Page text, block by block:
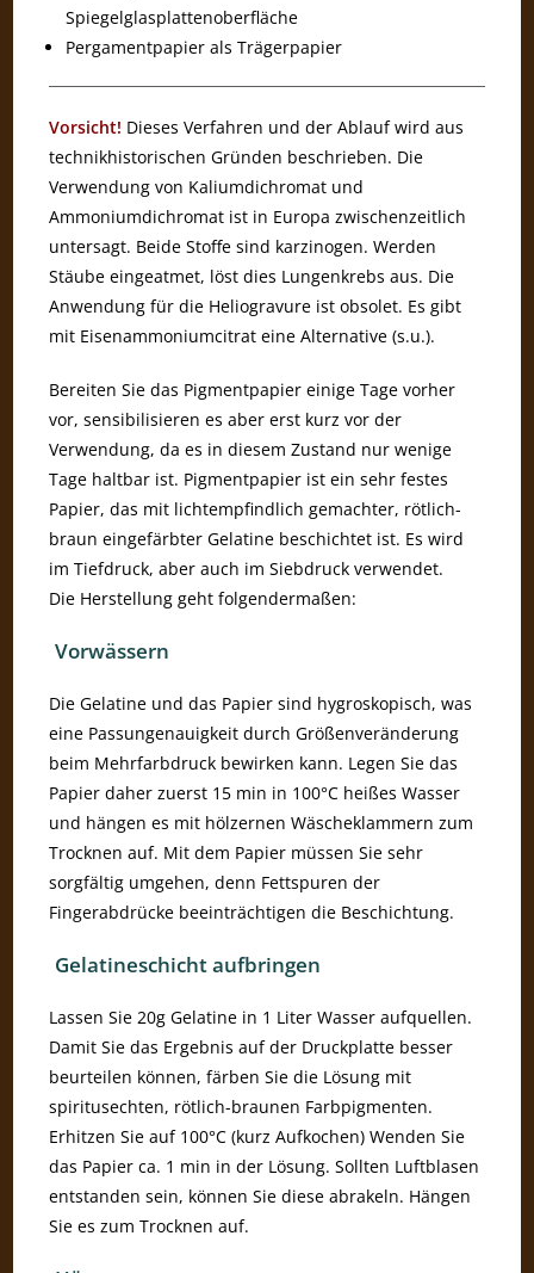
Spiegelglasplattenoberfläche
Pergamentpapier als Trägerpapier
Vorsicht! Dieses Verfahren und der Ablauf wird aus
technikhistorischen Gründen beschrieben. Die
Verwendung von Kaliumdichromat und
Ammoniumdichromat ist in Europa zwischenzeitlich
untersagt. Beide Stoffe sind karzinogen. Werden
Stäube eingeatmet, löst dies Lungenkrebs aus. Die
Anwendung für die Heliogravure ist obsolet. Es gibt
mit Eisenammoniumcitrat eine Alternative (s.u.).
Bereiten Sie das Pigmentpapier einige Tage vorher
vor, sensibilisieren es aber erst kurz vor der
Verwendung, da es in diesem Zustand nur wenige
Tage haltbar ist. Pigmentpapier ist ein sehr festes
Papier, das mit lichtempfindlich gemachter, rötlich-
braun eingefärbter Gelatine beschichtet ist. Es wird
im Tiefdruck, aber auch im Siebdruck verwendet.
Die Herstellung geht folgendermaßen:
Vorwässern
Die Gelatine und das Papier sind hygroskopisch, was
eine Passungenauigkeit durch Größenveränderung
beim Mehrfarbdruck bewirken kann. Legen Sie das
Papier daher zuerst 15 min in 100°C heißes Wasser
und hängen es mit hölzernen Wäscheklammern zum
Trocknen auf. Mit dem Papier müssen Sie sehr
sorgfältig umgehen, denn Fettspuren der
Fingerabdrücke beeinträchtigen die Beschichtung.
Gelatineschicht aufbringen
Lassen Sie 20g Gelatine in 1 Liter Wasser aufquellen.
Damit Sie das Ergebnis auf der Druckplatte besser
beurteilen können, färben Sie die Lösung mit
spiritusechten, rötlich-braunen Farbpigmenten.
Erhitzen Sie auf 100°C (kurz Aufkochen) Wenden Sie
das Papier ca. 1 min in der Lösung. Sollten Luftblasen
entstanden sein, können Sie diese abrakeln. Hängen
Sie es zum Trocknen auf.